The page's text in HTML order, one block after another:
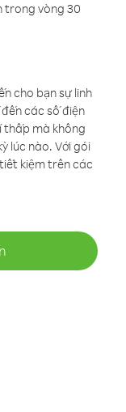
trong vòng 30
cho bạn sự linh
các số điện
thấp mà không
lúc nào. Với gói
kiệm trên các